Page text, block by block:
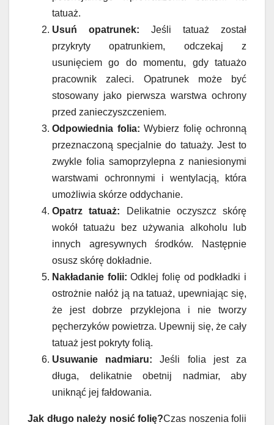
tatuaż.
Usuń opatrunek: Jeśli tatuaż został
przykryty opatrunkiem, odczekaj z
usunięciem go do momentu, gdy tatuażo
pracownik zaleci. Opatrunek może być
stosowany jako pierwsza warstwa ochrony
przed zanieczyszczeniem.
Odpowiednia folia: Wybierz folię ochronną
przeznaczoną specjalnie do tatuaży. Jest to
zwykle folia samoprzylepna z naniesionymi
warstwami ochronnymi i wentylacją, która
umożliwia skórze oddychanie.
Opatrz tatuaż: Delikatnie oczyszcz skórę
wokół tatuażu bez używania alkoholu lub
innych agresywnych środków. Następnie
osusz skórę dokładnie.
Nakładanie folii: Odklej folię od podkładki i
ostrożnie nałóż ją na tatuaż, upewniając się,
że jest dobrze przyklejona i nie tworzy
pęcherzyków powietrza. Upewnij się, że cały
tatuaż jest pokryty folią.
Usuwanie nadmiaru: Jeśli folia jest za
długa, delikatnie obetnij nadmiar, aby
uniknąć jej fałdowania.
Jak długo należy nosić folię?Czas noszenia folii